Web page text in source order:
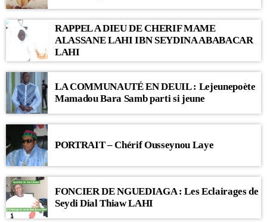
RAPPEL A DIEU DE CHERIF MAME
ALASSANE LAHI IBN SEYDINA ABABACAR
LAHI
LA COMMUNAUTÉ EN DEUIL : Lejeunepoète
Mamadou Bara Samb parti si jeune
PORTRAIT – Chérif Ousseynou Laye
FONCIER DE NGUEDIAGA : Les Eclairages de
Seydi Dial Thiaw LAHI